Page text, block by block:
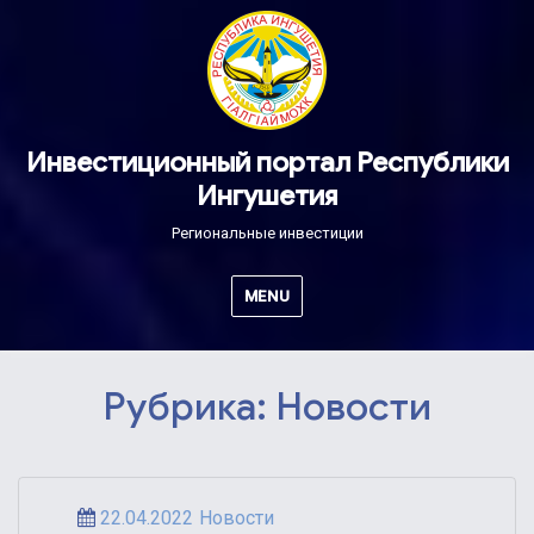
Инвестиционный портал Республики
Ингушетия
Региональные инвестиции
MENU
Рубрика: Новости
Posted
22.04.2022 Categories
Новости